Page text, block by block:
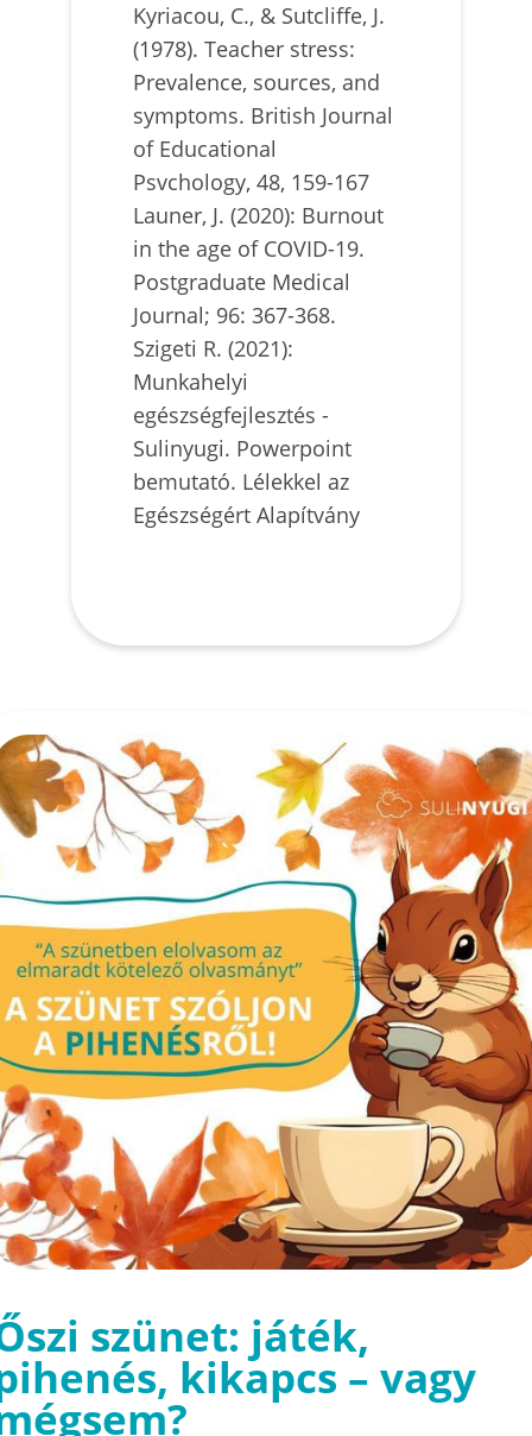
Kyriacou, C., & Sutcliffe, J.
(1978). Teacher stress:
Prevalence, sources, and
symptoms. British Journal
of Educational
Psvchology, 48, 159-167
Launer, J. (2020): Burnout
in the age of COVID-19.
Postgraduate Medical
Journal; 96: 367-368.
Szigeti R. (2021):
Munkahelyi
egészségfejlesztés -
Sulinyugi. Powerpoint
bemutató. Lélekkel az
Egészségért Alapítvány
szünet: játék,
kikapcs – vagy